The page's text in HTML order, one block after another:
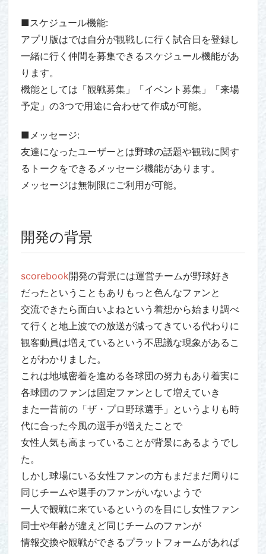
■スケジュール機能:
アプリ版はでは自分が観戦しに行く試合日を登録し
一緒に行く仲間を募集できるスケジュール機能があ
ります。
機能としては「観戦募集」「イベント募集」「来場
予定」の3つで用途に合わせて作成が可能。
■メッセージ:
友達になったユーザーとは野球の話題や観戦に関す
るトークをできるメッセージ機能があります。
メッセージは無制限にご利用が可能。
開発の背景
scorebook開発の背景には運営チームが野球好き
だったということもありもっと色んなファンと
交流できたら面白いよねという着想から始まり調べ
て行くと地上波での放送が減ってきている代わりに
観客動員は増えているという不思議な現象があるこ
とがわかりました。
これは地域密着を進める各球団の努力もあり着実に
各球団のファンは固定ファンとして増えていき
また一昔前の「ザ・プロ野球選手」というよりも時
代に合った今風の選手が増えたことで
女性人気も高まっていることが背景にあるようでし
た。
しかし球場にいる女性ファンの方もまだまだ周りに
同じチームや選手のファンがいないようで
一人で観戦に来ているというのを目にし女性ファン
同士や年齢が違えど同じチームのファンが
情報交換や観戦ができるプラットフォームがあれば